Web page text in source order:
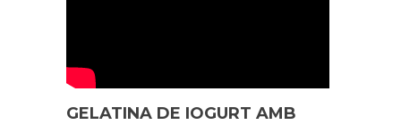
GELATINA DE IOGURT AMB